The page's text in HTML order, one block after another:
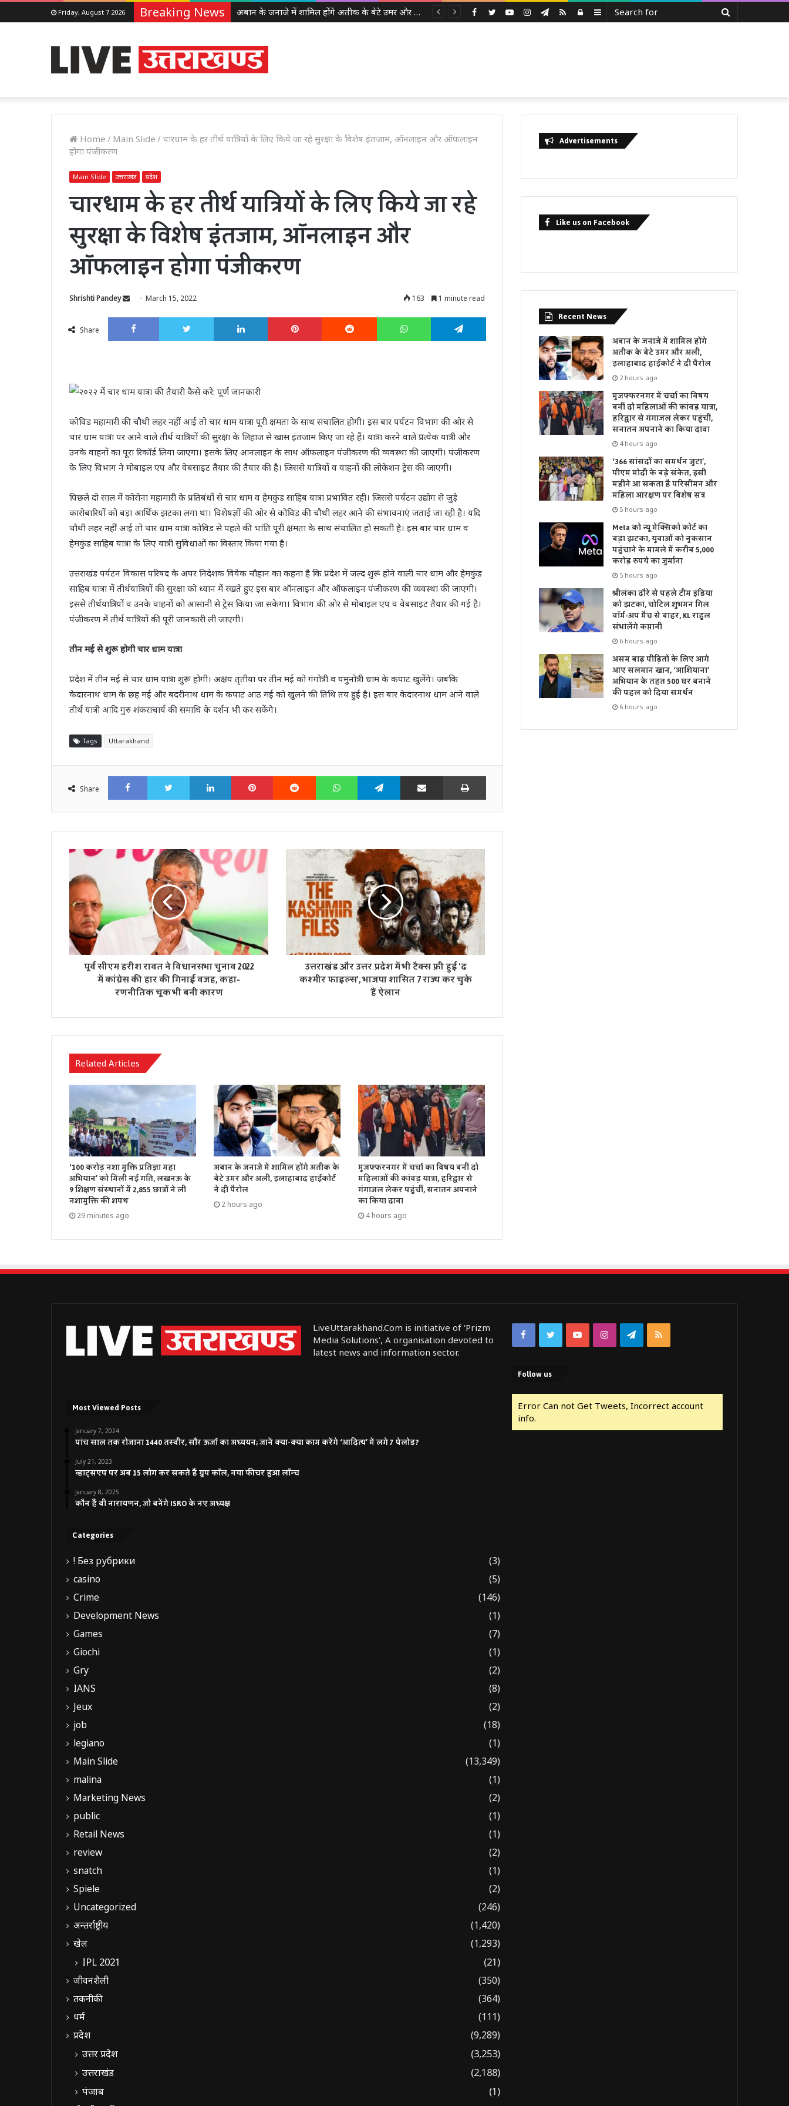
Friday, August 7 2026 Breaking News अबान के जनाजे में शामिल होंगे अतीक के बेटे उमर और अली, इलाहाबाद हाईकोर्ट ने दी पैरोल Sidebar
Log
RSS
Telegram
Instagram
YouTube
Twitter
Facebook
Home / Main Slide /चारधाम के हर तीर्थ यात्रियों के लिए किये जा रहे सुरक्षा के विशेष इंतजाम, ऑनलाइन और ऑफलाइन
होगा पंजीकरण
Main Slide उत्तराखंड प्रदेश
चारधाम के हर तीर्थ यात्रियों के लिए किये जा रहे
सुरक्षा के विशेष इंतजाम, ऑनलाइन और
ऑफलाइन होगा पंजीकरण
Shrishti Pandey
Send
email
March 15, 2022 163 1 minute read
Share
Facebook Twitter LinkedIn Pinterest Reddit WhatsApp Telegram
कोविड महामारी की चौथी लहर नहीं आई तो चार धाम यात्रा पूरी क्षमता के साथ संचालित होगी। इस बार पर्यटन विभाग की ओर से
चार धाम यात्रा पर आने वाले तीर्थ यात्रियों की सुरक्षा के लिहाज से खास इंतजाम किए जा रहे हैं। यात्रा करने वाले प्रत्येक यात्री और
उनके वाहनों का पूरा रिकॉर्ड लिया जाएगा। इसके लिए आनलाइन के साथ ऑफलाइन पंजीकरण की व्यवस्था की जाएगी। पंजीकरण
के लिए विभाग ने मोबाइल एप और वेबसाइट तैयार की तैयार की है। जिससे यात्रियों व वाहनों की लोकेशन ट्रेस की जाएगी।
पिछले दो साल में कोरोना महामारी के प्रतिबंधों से चार धाम व हेमकुंड साहिब यात्रा प्रभावित रही। जिससे पर्यटन उद्योग से जुड़े
कारोबारियों को बड़ा आर्थिक झटका लगा था। विशेषज्ञों की ओर से कोविड की चौथी लहर आने की संभावनाएं जताई जा रही है। यदि
चौथी लहर नहीं आई तो चार धाम यात्रा कोविड से पहले की भांति पूरी क्षमता के साथ संचालित हो सकती है। इस बार चार धाम व
हेमकुंड साहिब यात्रा के लिए यात्री सुविधाओं का विस्तार किया गया है।
उत्तराखंड पर्यटन विकास परिषद के अपर निदेशक विवेक चौहान का कहना है कि प्रदेश में जल्द शुरू होने वाली चार धाम और हेमकुंड
साहिब यात्रा में तीर्थयात्रियों की सुरक्षा को ध्यान में रखते हुए इस बार ऑनलाइन और ऑफलाइन पंजीकरण की व्यवस्था की जाएगी।
इससे तीर्थयात्रियों व उनके वाहनों को आसानी से ट्रेस किया जा सकेगा। विभाग की ओर से मोबाइल एप व वेबसाइट तैयार की गई है।
पंजीकरण में तीर्थ यात्रियों की पूरी जानकारी ली जाएगी।
तीन मई से शुरू होगी चार धाम यात्रा
प्रदेश में तीन मई से चार धाम यात्रा शुरू होगी। अक्षय तृतीया पर तीन मई को गंगोत्री व यमुनोत्री धाम के कपाट खुलेंगे। जबकि
केदारनाथ धाम के छह मई और बदरीनाथ धाम के कपाट आठ मई को खुलने की तिथि तय हुई है। इस बार केदारनाथ धाम आने वाले
तीर्थ यात्री आदि गुरु शंकराचार्य की समाधि के दर्शन भी कर सकेंगे।
Tags Uttarakhand
Share
FacebookTwitter LinkedIn Pinterest Reddit WhatsAppTelegram Share via Email Print
पूर्व सीएम हरीश रावत ने विधानसभा चुनाव 2022
में कांग्रेस की हार की गिनाई वजह, कहा-
रणनीतिक चूक भी बनी कारण
उत्तराखंड और उत्तर प्रदेश में भी टैक्स फ्री हुई 'द
कश्मीर फाइल्स', भाजपा शासित 7 राज्य कर चुके
हैं ऐलान
Related Articles
‘100 करोड़ नशा मुक्ति प्रतिज्ञा महा
अभियान’ को मिली नई गति, लखनऊ के
9 शिक्षण संस्थानों में 2,855 छात्रों ने ली
नशामुक्ति की शपथ
29 minutes ago
अबान के जनाजे में शामिल होंगे अतीक के
बेटे उमर और अली, इलाहाबाद हाईकोर्ट
ने दी पैरोल
2 hours ago
मुजफ्फरनगर में चर्चा का विषय बनीं दो
महिलाओं की कांवड़ यात्रा, हरिद्वार से
गंगाजल लेकर पहुंचीं, सनातन अपनाने
का किया दावा
4 hours ago
Advertisements
Like us on Facebook
Recent News
अबान के जनाजे में शामिल होंगे
अतीक के बेटे उमर और अली,
इलाहाबाद हाईकोर्ट ने दी पैरोल
2 hours ago
मुजफ्फरनगर में चर्चा का विषय
बनीं दो महिलाओं की कांवड़ यात्रा,
हरिद्वार से गंगाजल लेकर पहुंचीं,
सनातन अपनाने का किया दावा
4 hours ago
‘366 सांसदों का समर्थन जुटा’,
पीएम मोदी के बड़े संकेत, इसी
महीने आ सकता है परिसीमन और
महिला आरक्षण पर विशेष सत्र
5 hours ago
Meta को न्यू मेक्सिको कोर्ट का
बड़ा झटका, युवाओं को नुकसान
पहुंचाने के मामले में करीब 5,000
करोड़ रुपये का जुर्माना
5 hours ago
श्रीलंका दौरे से पहले टीम इंडिया
को झटका, चोटिल शुभमन गिल
वॉर्म-अप मैच से बाहर, KL राहुल
संभालेंगे कप्तानी
6 hours ago
असम बाढ़ पीड़ितों के लिए आगे
आए सलमान खान, ‘आशियाना’
अभियान के तहत 500 घर बनाने
की पहल को दिया समर्थन
6 hours ago
LiveUttarakhand.Com is initiative of 'Prizm
Media Solutions', A organisation devoted to
latest news and information sector.
Most Viewed Posts
January 7, 2024
पांच साल तक रोजाना 1440 तस्वीर, सौर ऊर्जा का अध्ययन; जानें क्या-क्या काम करेंगे ‘आदित्य’ में लगे 7 पेलोड?
July 21, 2023
व्हाट्सएप पर अब 15 लोग कर सकते हैं ग्रुप कॉल, नया फीचर हुआ लॉन्च
January 8, 2025
कौन हैं वी नारायणन, जो बनेंगे ISRO के नए अध्यक्ष
Categories
! Без рубрики
(3)
casino
(5)
Crime
(146)
Development News
(1)
Games
(7)
Giochi
(1)
Gry
(2)
IANS
(8)
Jeux
(2)
job
(18)
legiano
(1)
Main Slide
(13,349)
malina
(1)
Marketing News
(2)
public
(1)
Retail News
(1)
review
(2)
snatch
(1)
Spiele
(2)
Uncategorized
(246)
अन्तर्राष्ट्रीय
(1,420)
खेल
(1,293)
IPL 2021 (21)
जीवनशैली
(350)
तकनीकी
(364)
धर्म
(111)
प्रदेश
(9,289)
उत्तर प्रदेश
(3,253)
उत्तराखंड
(2,188)
पंजाब
(1)
FacebookTwitterYouTubeInstagramTelegram
RSS
Follow us
Error Can not Get Tweets, Incorrect account
info.